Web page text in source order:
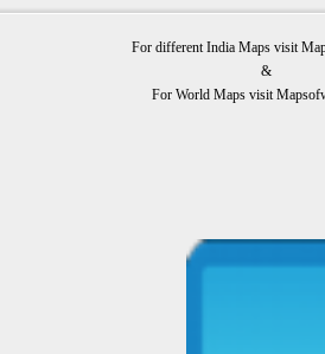
For different India Maps visit
&
For World Maps visit